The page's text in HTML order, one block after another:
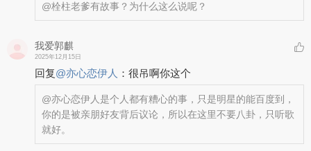
@栓柱老爹有故事？为什么这么说呢？
我爱郭麒
2025年12月15日
回复@亦心恋伊人 ： 很吊啊你这个
@亦心恋伊人 是个人都有糟心的事，只是明星的能百度到，
你的是被亲朋好友背后议论，所以在这里不要八卦，只听歌
就好。